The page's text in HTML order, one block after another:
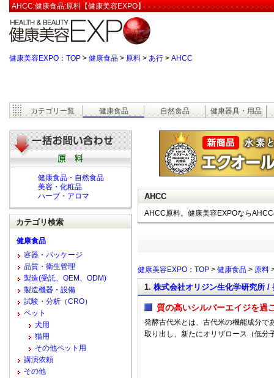
AHCC:健康食品:原料【健康美容EXPO】
健康美容EXPO：TOP > 健康食品 > 原料 > あ行 > AHCC
カテゴリ一覧 健康食品 自然食品 健康器具・用品
AHCC
AHCC原料。健康美容EXPOなら
健康美容EXPO：TOP > 健康食品 > 原料
1. 株式会社オリジン生化学研究所 /
質の高いシルバーエイジを過
発酵古代米とは、古代米の機能成分で
取り出し、新たにオリザロース（低分
健康食品・自然食品
美容・化粧品
ハーブ・アロマ
カテゴリ検索
健康食品
容器・パッケージ
品質・衛生管理
製造(受託、OEM、ODM)
製造機器・設備
試験・分析（CRO）
ペット
犬用
猫用
その他ペット用
講演依頼
その他